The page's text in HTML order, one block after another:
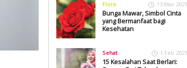
Flora 13 Mar 2021
Bunga Mawar, Simbol Cinta
yang Bermanfaat bagi
Kesehatan
Sehat 1 Feb 2021
15 Kesalahan Saat Berlari: